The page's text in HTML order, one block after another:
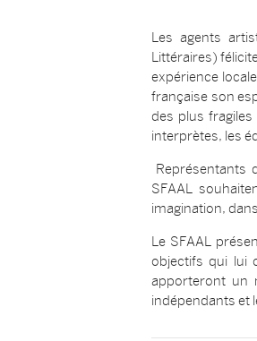
Les agents
Littéraires)
expérience
française son
des plus
interprètes, les
Représentants
SFAAL
imagination,
Le SFAAL
objectifs qui lui
apporteront un
indépendants et